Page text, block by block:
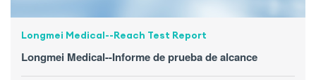
Longmei Medical--Reach Test Report
Longmei Medical--Informe de prueba de alcance